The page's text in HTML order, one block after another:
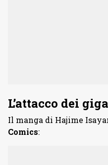
L’attacco dei
Il manga di Hajime
Comics: